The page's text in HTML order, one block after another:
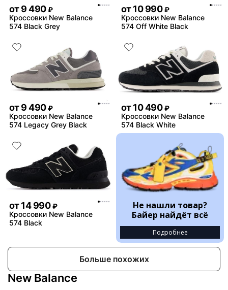
от9 490 ₽
Кроссовки New Balance
574 Black Grey
от10 990 ₽
Кроссовки New Balance
574 Off White Black
от9 490 ₽
Кроссовки New Balance
574 Legacy Grey Black
от10 490 ₽
Кроссовки New Balance
574 Black White
от14 990 ₽
Кроссовки New Balance
574 Black
Не нашли товар?
Байер найдёт всё
Подробнее
Больше похожих
New Balance